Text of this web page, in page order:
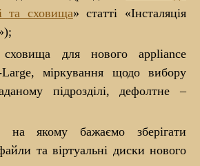
та сховища» статті «Інсталяція
сховища для нового appliance
Large, міркування щодо вибору
підрозділі, дефолтне –
на якому бажаємо зберігати
та віртуальні диски нового